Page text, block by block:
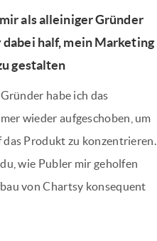
als alleiniger Gründer
dabei half, mein Marketing
gestalten
habe ich das
wieder aufgeschoben, um
das Produkt zu konzentrieren.
wie Publer mir geholfen
von Chartsy konsequent